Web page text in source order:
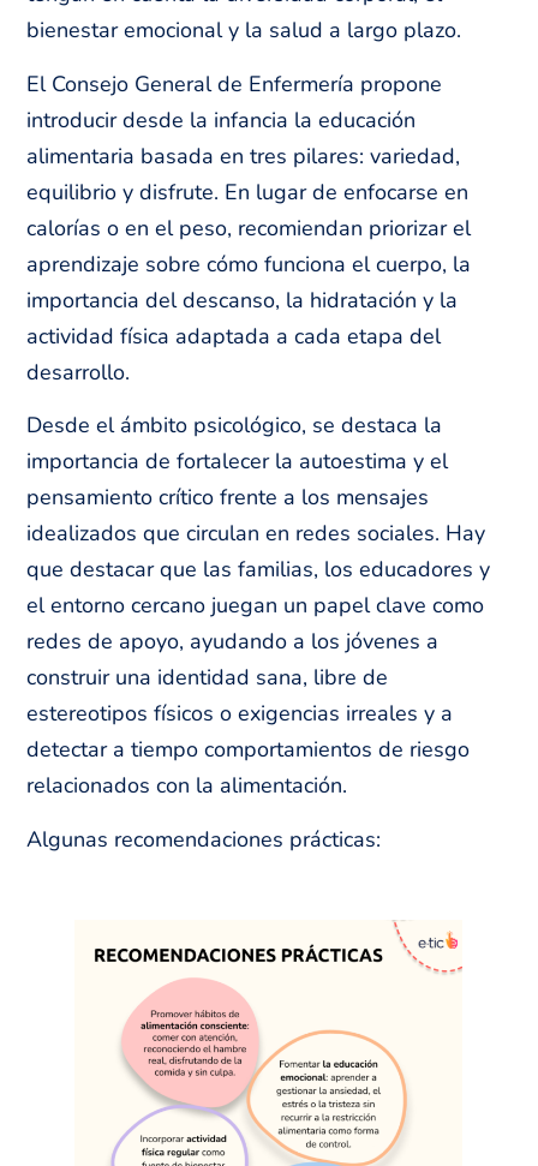
bienestar emocional y la salud a largo plazo.
El Consejo General de Enfermería propone
introducir desde la infancia la educación
alimentaria basada en tres pilares: variedad,
equilibrio y disfrute. En lugar de enfocarse en
calorías o en el peso, recomiendan priorizar el
aprendizaje sobre cómo funciona el cuerpo, la
importancia del descanso, la hidratación y la
actividad física adaptada a cada etapa del
desarrollo.
Desde el ámbito psicológico, se destaca la
importancia de fortalecer la autoestima y el
pensamiento crítico frente a los mensajes
idealizados que circulan en redes sociales. Hay
que destacar que las familias, los educadores y
el entorno cercano juegan un papel clave como
redes de apoyo, ayudando a los jóvenes a
construir una identidad sana, libre de
estereotipos físicos o exigencias irreales y a
detectar a tiempo comportamientos de riesgo
relacionados con la alimentación.
Algunas recomendaciones prácticas: